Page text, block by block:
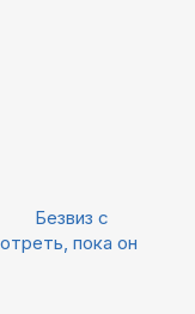
Безвиз с
пока он